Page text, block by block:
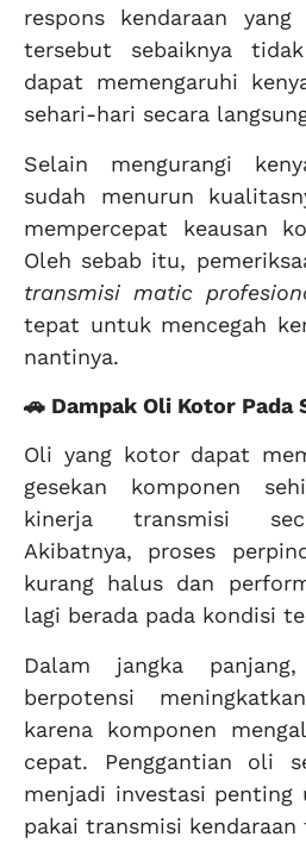
respons kendaraan
tersebut sebaiknya
dapat memengaruhi
sehari-hari secara
Selain mengurangi
sudah menurun
mempercepat keausan
Oleh sebab itu,
transmisi matic
tepat untuk mencegah
nantinya.
🚗 Dampak Oli Kotor
Oli yang kotor dapat
gesekan komponen
kinerja transmisi
Akibatnya, proses
kurang halus dan
lagi berada pada kondisi
Dalam jangka
berpotensi
karena komponen
cepat. Penggantian oli
menjadi investasi penting
pakai transmisi